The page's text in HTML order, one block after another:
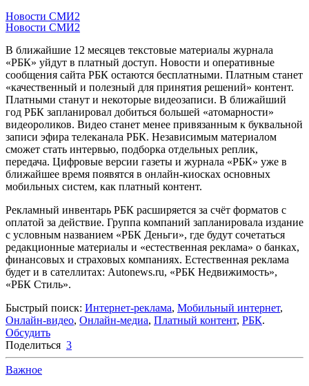
Новости СМИ2
Новости СМИ2
В ближайшие 12 месяцев текстовые материалы журнала
«РБК» уйдут в платный доступ. Новости и оперативные
сообщения сайта РБК остаются бесплатными. Платным станет
«качественный и полезный для принятия решений» контент.
Платными станут и некоторые видеозаписи. В ближайший
год РБК запланировал добиться большей «атомарности»
видеороликов. Видео станет менее привязанным к буквальной
записи эфира телеканала РБК. Независимым материалом
сможет стать интервью, подборка отдельных реплик,
передача. Цифровые версии газеты и журнала «РБК» уже в
ближайшее время появятся в онлайн-киосках основных
мобильных систем, как платный контент.
Рекламный инвентарь РБК расширяется за счёт форматов с
оплатой за действие. Группа компаний запланировала издание
с условным названием «РБК Деньги», где будут сочетаться
редакционные материалы и «естественная реклама» о банках,
финансовых и страховых компаниях. Естественная реклама
будет и в сателлитах: Autonews.ru, «РБК Недвижимость»,
«РБК Стиль».
Быстрый поиск: Интернет-реклама, Мобильный интернет,
Онлайн-видео, Онлайн-медиа, Платный контент, РБК.
Обсудить
Поделиться 3
Важное